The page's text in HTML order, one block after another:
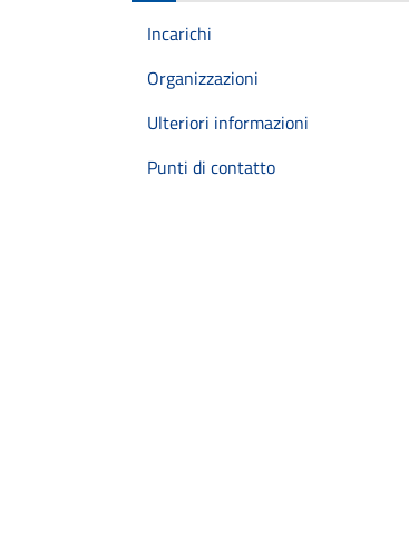
Incarichi
Organizzazioni
Ulteriori informazioni
Punti di contatto